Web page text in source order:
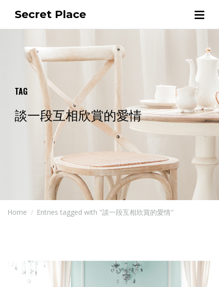
Secret Place
TAG
談一段互相欣賞的愛情
Home Entries tagged with "談一段互相欣賞的愛情"